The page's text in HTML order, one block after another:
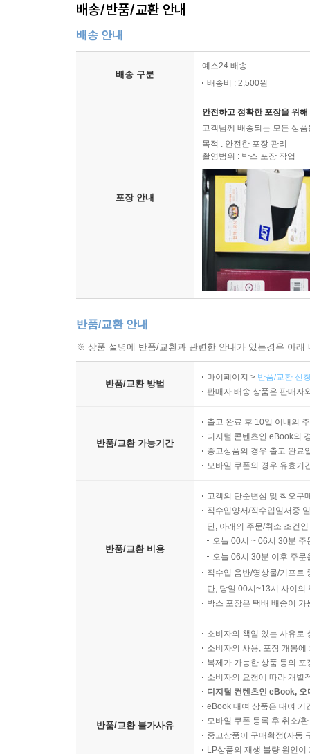
배송/반품/교환 안내
배송 안내
배송 구분
예스24 배송
배송비 : 2,500원
포장 안내
안전하고 정확한 포장을 위
고객님께 배송되는 모든 상
목적 : 안전한 포장 관리
촬영범위 : 박스 포장 작업
반품/교환 안내
※ 상품 설명에 반품/교환과 관련한 안내가 있는경우 아
반품/교환 방법
마이페이지 > 반품/교환 신
판매자 배송 상품은 판매자
반품/교환 가능기간
출고 완료 후 10일 이내의
디지털 콘텐츠인 eBook의
중고상품의 경우 출고 완료
모바일 쿠폰의 경우 유효기
반품/교환 비용
고객의 단순변심 및 착오구
직수입양서/직수입일서중
단, 아래의 주문/취소 조건
오늘 00시 ~ 06시 30분
오늘 06시 30분 이후 주
직수입 음반/영상물/기프트
단, 당일 00시~13시 사이의
박스 포장은 택배 배송이
반품/교환 불가사유
소비자의 책임 있는 사유로
소비자의 사용, 포장 개봉
복제가 가능한 상품 등의
소비자의 요청에 따라 개별
디지털 컨텐츠인 eBook,
eBook 대여 상품은 대여 기
모바일 쿠폰 등록 후 취소/
중고상품이 구매확정(자동
LP상품의 재생 불량 원인